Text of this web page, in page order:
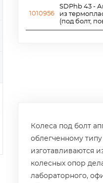
1010956
SDPhb 43 -
из
(под болт,
Колеса под болт
облегченному
изготавливаются
колесных опор
лабораторного,